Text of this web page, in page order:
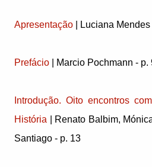
Apresentação | Luciana
Prefácio | Marcio Pochmann - p.
Introdução. Oito encontros
História | Renato Balbim,
Santiago - p. 13